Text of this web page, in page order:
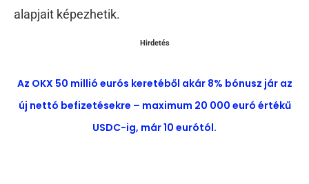
alapjait képezhetik.
Hirdetés
Az OKX 50 millió eurós keretéből akár 8% bónusz jár az
új nettó befizetésekre – maximum 20 000 euró értékű
USDC-ig, már 10 eurótól.